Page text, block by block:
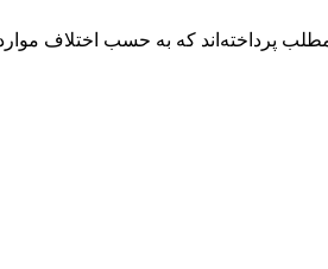
به این مطلب پرداخته‌اند که به حسب